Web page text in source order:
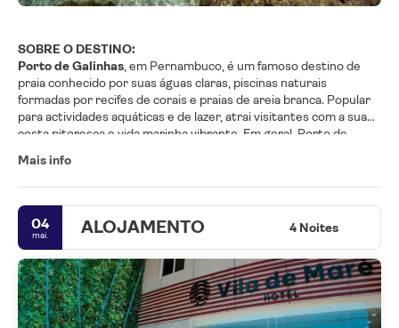
SOBRE O DESTINO:
Porto de Galinhas, em Pernambuco, é um famoso destino de
praia conhecido por suas águas claras, piscinas naturais
formadas por recifes de corais e praias de areia branca. Popular
para actividades aquáticas e de lazer, atrai visitantes com a sua
costa pitoresca e vida marinha vibrante. Em geral, Porto de
sua beleza natural e oportunidades de lazer.
Mais info
04
mai. ALOJAMENTO 4 Noites